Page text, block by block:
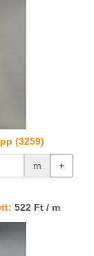
(3259)
m +
522 Ft / m